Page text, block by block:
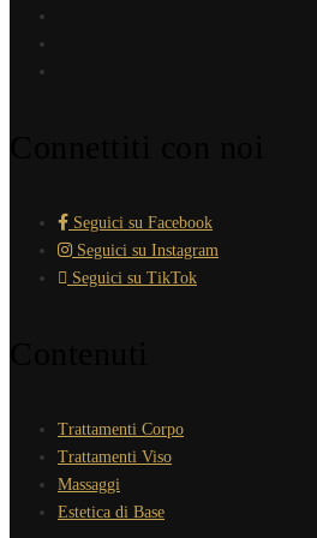
Seguici su Facebook
Seguici su Instagram
Seguici su TikTok
Trattamenti Corpo
Trattamenti Viso
Massaggi
Estetica di Base